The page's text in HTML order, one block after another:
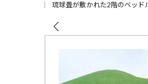
琉球畳が敷かれた2階のベッド